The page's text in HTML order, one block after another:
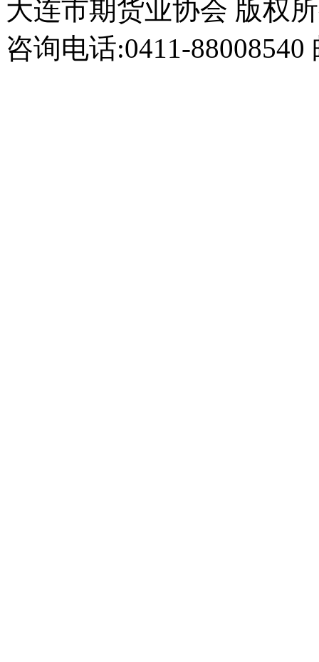
大连市期货业协会 版权
咨询电话:0411-88008540